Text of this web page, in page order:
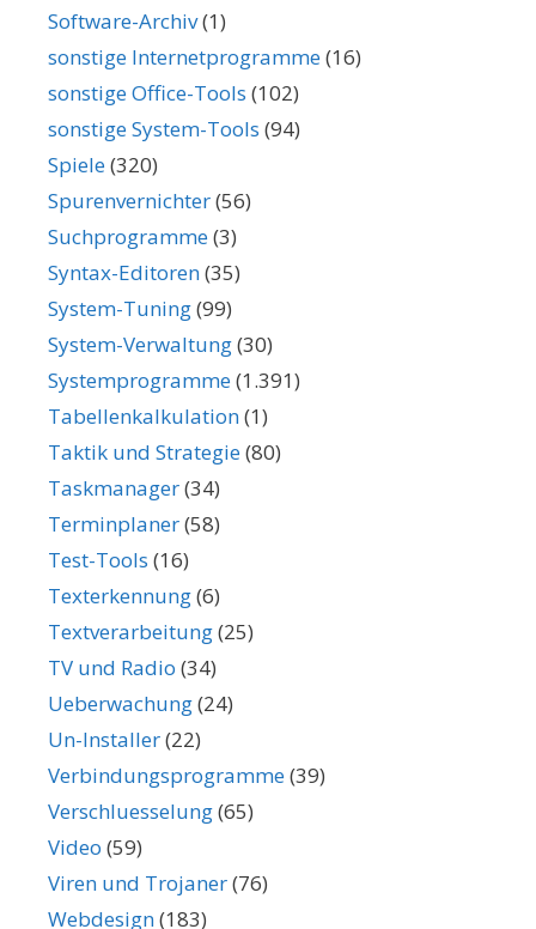
Software-Archiv(1)
sonstige Internetprogramme(16)
sonstige Office-Tools (102)
sonstige System-Tools (94)
Spiele(320)
Spurenvernichter(56)
Suchprogramme(3)
Syntax-Editoren(35)
System-Tuning(99)
System-Verwaltung(30)
Systemprogramme(1.391)
Tabellenkalkulation(1)
Taktik und Strategie(80)
Taskmanager(34)
Terminplaner(58)
Test-Tools (16)
Texterkennung(6)
Textverarbeitung(25)
TV und Radio (34)
Ueberwachung(24)
Un-Installer(22)
Verbindungsprogramme(39)
Verschluesselung(65)
Video (59)
Viren und Trojaner(76)
Webdesign(183)